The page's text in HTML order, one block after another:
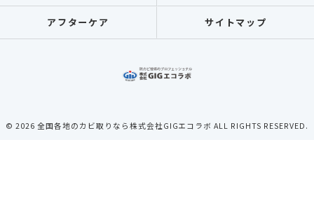
アフターケア サイトマップ
© 2026 全国各地のカビ取りなら株式会社GIGエコラボ ALL RIGHTS RESERVED.